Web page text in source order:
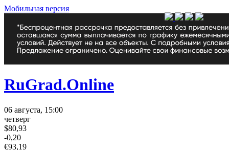
Мобильная версия
RuGrad.Online
06 августа, 15:00
четверг
$80,93
-0,20
€93,19